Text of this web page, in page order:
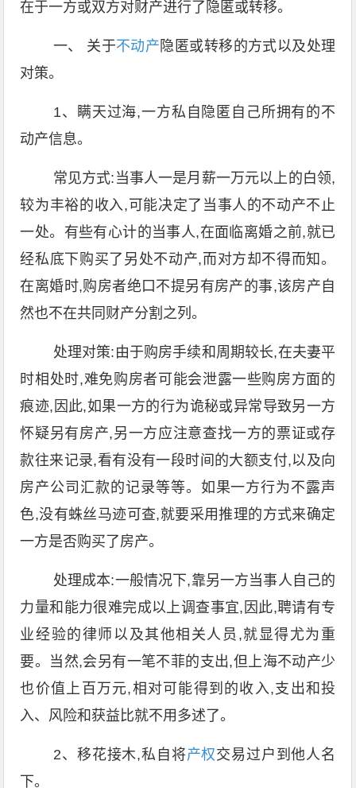
在于一方或双方对财产进行了隐匿或转移。
一、 关于不动产 隐匿或转移的方式以及处理
对策。
1、瞒天过海,一方私自隐匿自己所拥有的不
动产信息。
常见方式:当事人一是月薪一万元以上的白领,
较为丰裕的收入,可能决定了当事人的不动产不止
一处。有些有心计的当事人,在面临离婚之前,就已
经私底下购买了另处不动产,而对方却不得而知。
在离婚时,购房者绝口不提另有房产的事,该房产自
然也不在共同财产分割之列。
处理对策:由于购房手续和周期较长,在夫妻平
时相处时,难免购房者可能会泄露一些购房方面的
痕迹,因此,如果一方的行为诡秘或异常导致另一方
怀疑另有房产,另一方应注意查找一方的票证或存
款往来记录,看有没有一段时间的大额支付,以及向
房产公司汇款的记录等等。如果一方行为不露声
色,没有蛛丝马迹可查,就要采用推理的方式来确定
一方是否购买了房产。
处理成本:一般情况下,靠另一方当事人自己的
力量和能力很难完成以上调查事宜,因此,聘请有专
业经验的律师以及其他相关人员,就显得尤为重
要。当然,会另有一笔不菲的支出,但上海不动产少
也价值上百万元,相对可能得到的收入,支出和投
入、风险和获益比就不用多述了。
2、移花接木,私自将产权交易过户到他人名
下。